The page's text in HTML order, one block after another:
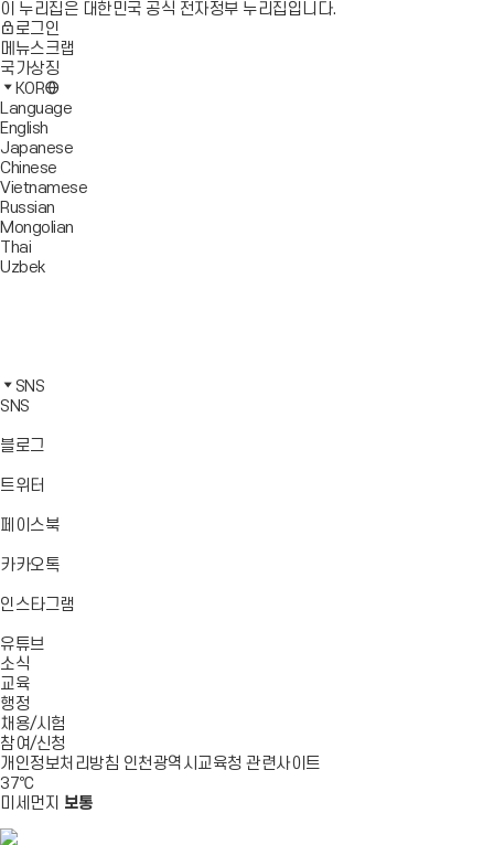
이 누리집은 대한민국 공식 전자정부 누리집입니다.
로그인
메뉴스크랩
국가상징
KOR
Language
English
Japanese
Chinese
Vietnamese
Russian
Mongolian
Thai
Uzbek
가
기
로
가
북
바
가
타
그
바
가
카
오
바
가
SNS
SNS
블로그
트위터
가
페이스북바
가
카카오톡바
가
인스타그램
유튜브
소식
교육
행정
채용/시험
참여/신청
개인정보처리방침 인천광역시교육청 관련사이트
37℃
미세먼지 보통